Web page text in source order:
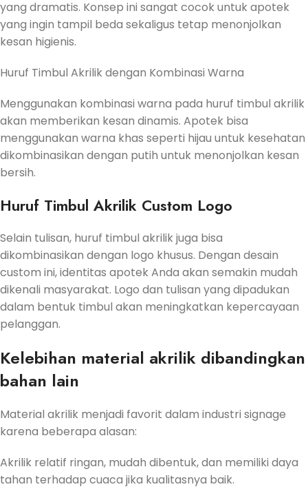
yang dramatis. Konsep ini sangat cocok untuk apotek
yang ingin tampil beda sekaligus tetap menonjolkan
kesan higienis.
Huruf Timbul Akrilik dengan Kombinasi Warna
Menggunakan kombinasi warna pada huruf timbul akrilik
akan memberikan kesan dinamis. Apotek bisa
menggunakan warna khas seperti hijau untuk kesehatan
dikombinasikan dengan putih untuk menonjolkan kesan
bersih.
Huruf Timbul Akrilik Custom Logo
Selain tulisan, huruf timbul akrilik juga bisa
dikombinasikan dengan logo khusus. Dengan desain
custom ini, identitas apotek Anda akan semakin mudah
dikenali masyarakat. Logo dan tulisan yang dipadukan
dalam bentuk timbul akan meningkatkan kepercayaan
pelanggan.
Kelebihan material akrilik dibandingkan
bahan lain
Material akrilik menjadi favorit dalam industri signage
karena beberapa alasan:
Akrilik relatif ringan, mudah dibentuk, dan memiliki daya
tahan terhadap cuaca jika kualitasnya baik.